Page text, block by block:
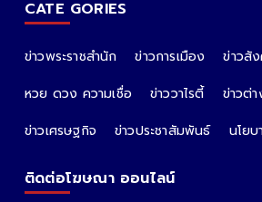
ALL PARTNER
The Nation Nation Group
คม ชัด
กรุงเทพธุรกิจ
Nation
Spring News
Thainewsonline
Tnews